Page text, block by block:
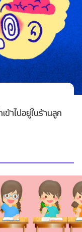
ข้าไปอยู่ในร้านลูก